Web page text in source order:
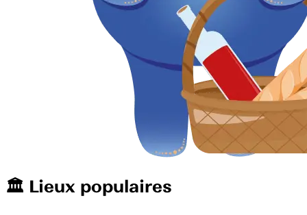
🏛️️ Lieux populaires